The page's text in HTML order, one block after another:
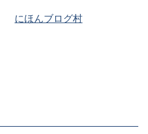
にほんブログ村